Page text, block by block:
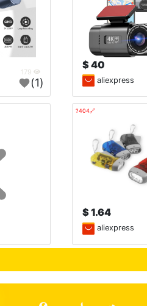
40 $
aliexpress
(1)
🔗404?
1.64 $
aliexpress